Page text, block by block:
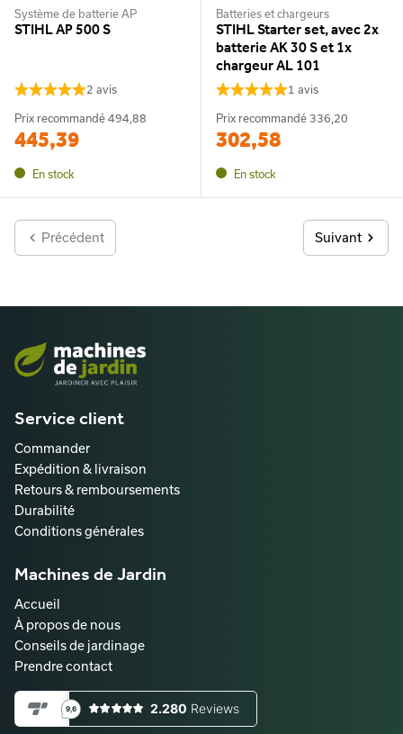
Système de batterie AP
STIHL AP 500 S
2 avis
Prix recommandé 494,88
445,39
En stock
Batteries et chargeurs
STIHL Starter set, avec 2x
batterie AK 30 S et 1x
chargeur AL 101
1 avis
Prix recommandé 336,20
302,58
En stock
Précédent Suivant
Service client
Commander
Expédition & livraison
Retours & remboursements
Durabilité
Conditions générales
Machines de Jardin
Accueil
À propos de nous
Conseils de jardinage
Prendre contact